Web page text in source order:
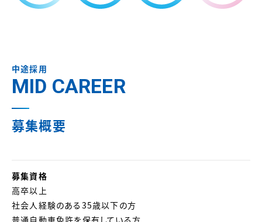
中途採用
MID CAREER
募集概要
募集資格
高卒以上
社会人経験のある35歳以下の方